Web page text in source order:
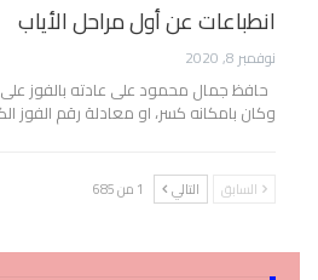
انطباعات عن أول مراحل الأياب
نوفمبر 8, 2020
حافظ جمال محمود على عادته بالفوز
وكان بامكانه كسر، او معادلة رقم الفوز
السابق التالي 1 من 685